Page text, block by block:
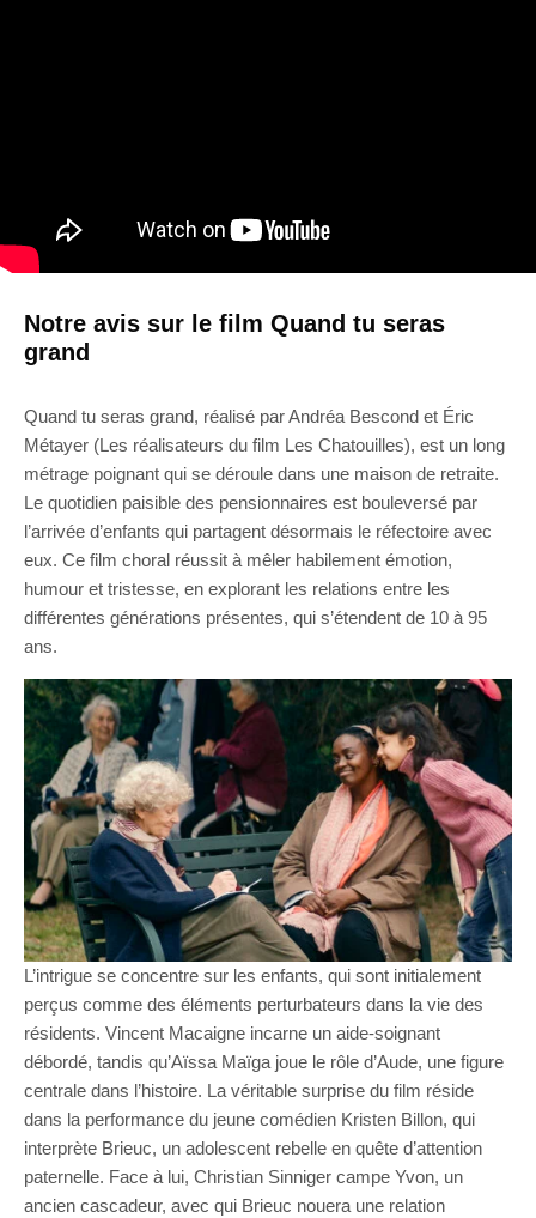
Notre avis sur le film Quand tu seras
grand
Quand tu seras grand, réalisé par Andréa Bescond et Éric
Métayer (Les réalisateurs du film Les Chatouilles), est un long
métrage poignant qui se déroule dans une maison de retraite.
Le quotidien paisible des pensionnaires est bouleversé par
l’arrivée d’enfants qui partagent désormais le réfectoire avec
eux. Ce film choral réussit à mêler habilement émotion,
humour et tristesse, en explorant les relations entre les
différentes générations présentes, qui s’étendent de 10 à 95
ans.
L’intrigue se concentre sur les enfants, qui sont initialement
perçus comme des éléments perturbateurs dans la vie des
résidents. Vincent Macaigne incarne un aide-soignant
débordé, tandis qu’Aïssa Maïga joue le rôle d’Aude, une figure
centrale dans l’histoire. La véritable surprise du film réside
dans la performance du jeune comédien Kristen Billon, qui
interprète Brieuc, un adolescent rebelle en quête d’attention
paternelle. Face à lui, Christian Sinniger campe Yvon, un
ancien cascadeur, avec qui Brieuc nouera une relation